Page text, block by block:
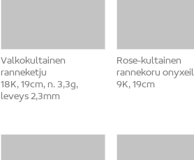
Valkokultainen
ranneketju
18K, 19cm, n. 3,3g,
leveys 2,3mm
Rose-kultainen
rannekoru
9K, 19cm